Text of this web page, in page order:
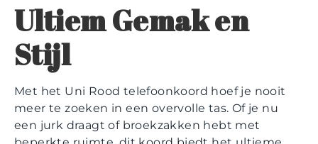
Ultiem Gemak en
Stijl
Met het Uni Rood telefoonkoord hoef je nooit
meer te zoeken in een overvolle tas. Of je nu
een jurk draagt of broekzakken hebt met